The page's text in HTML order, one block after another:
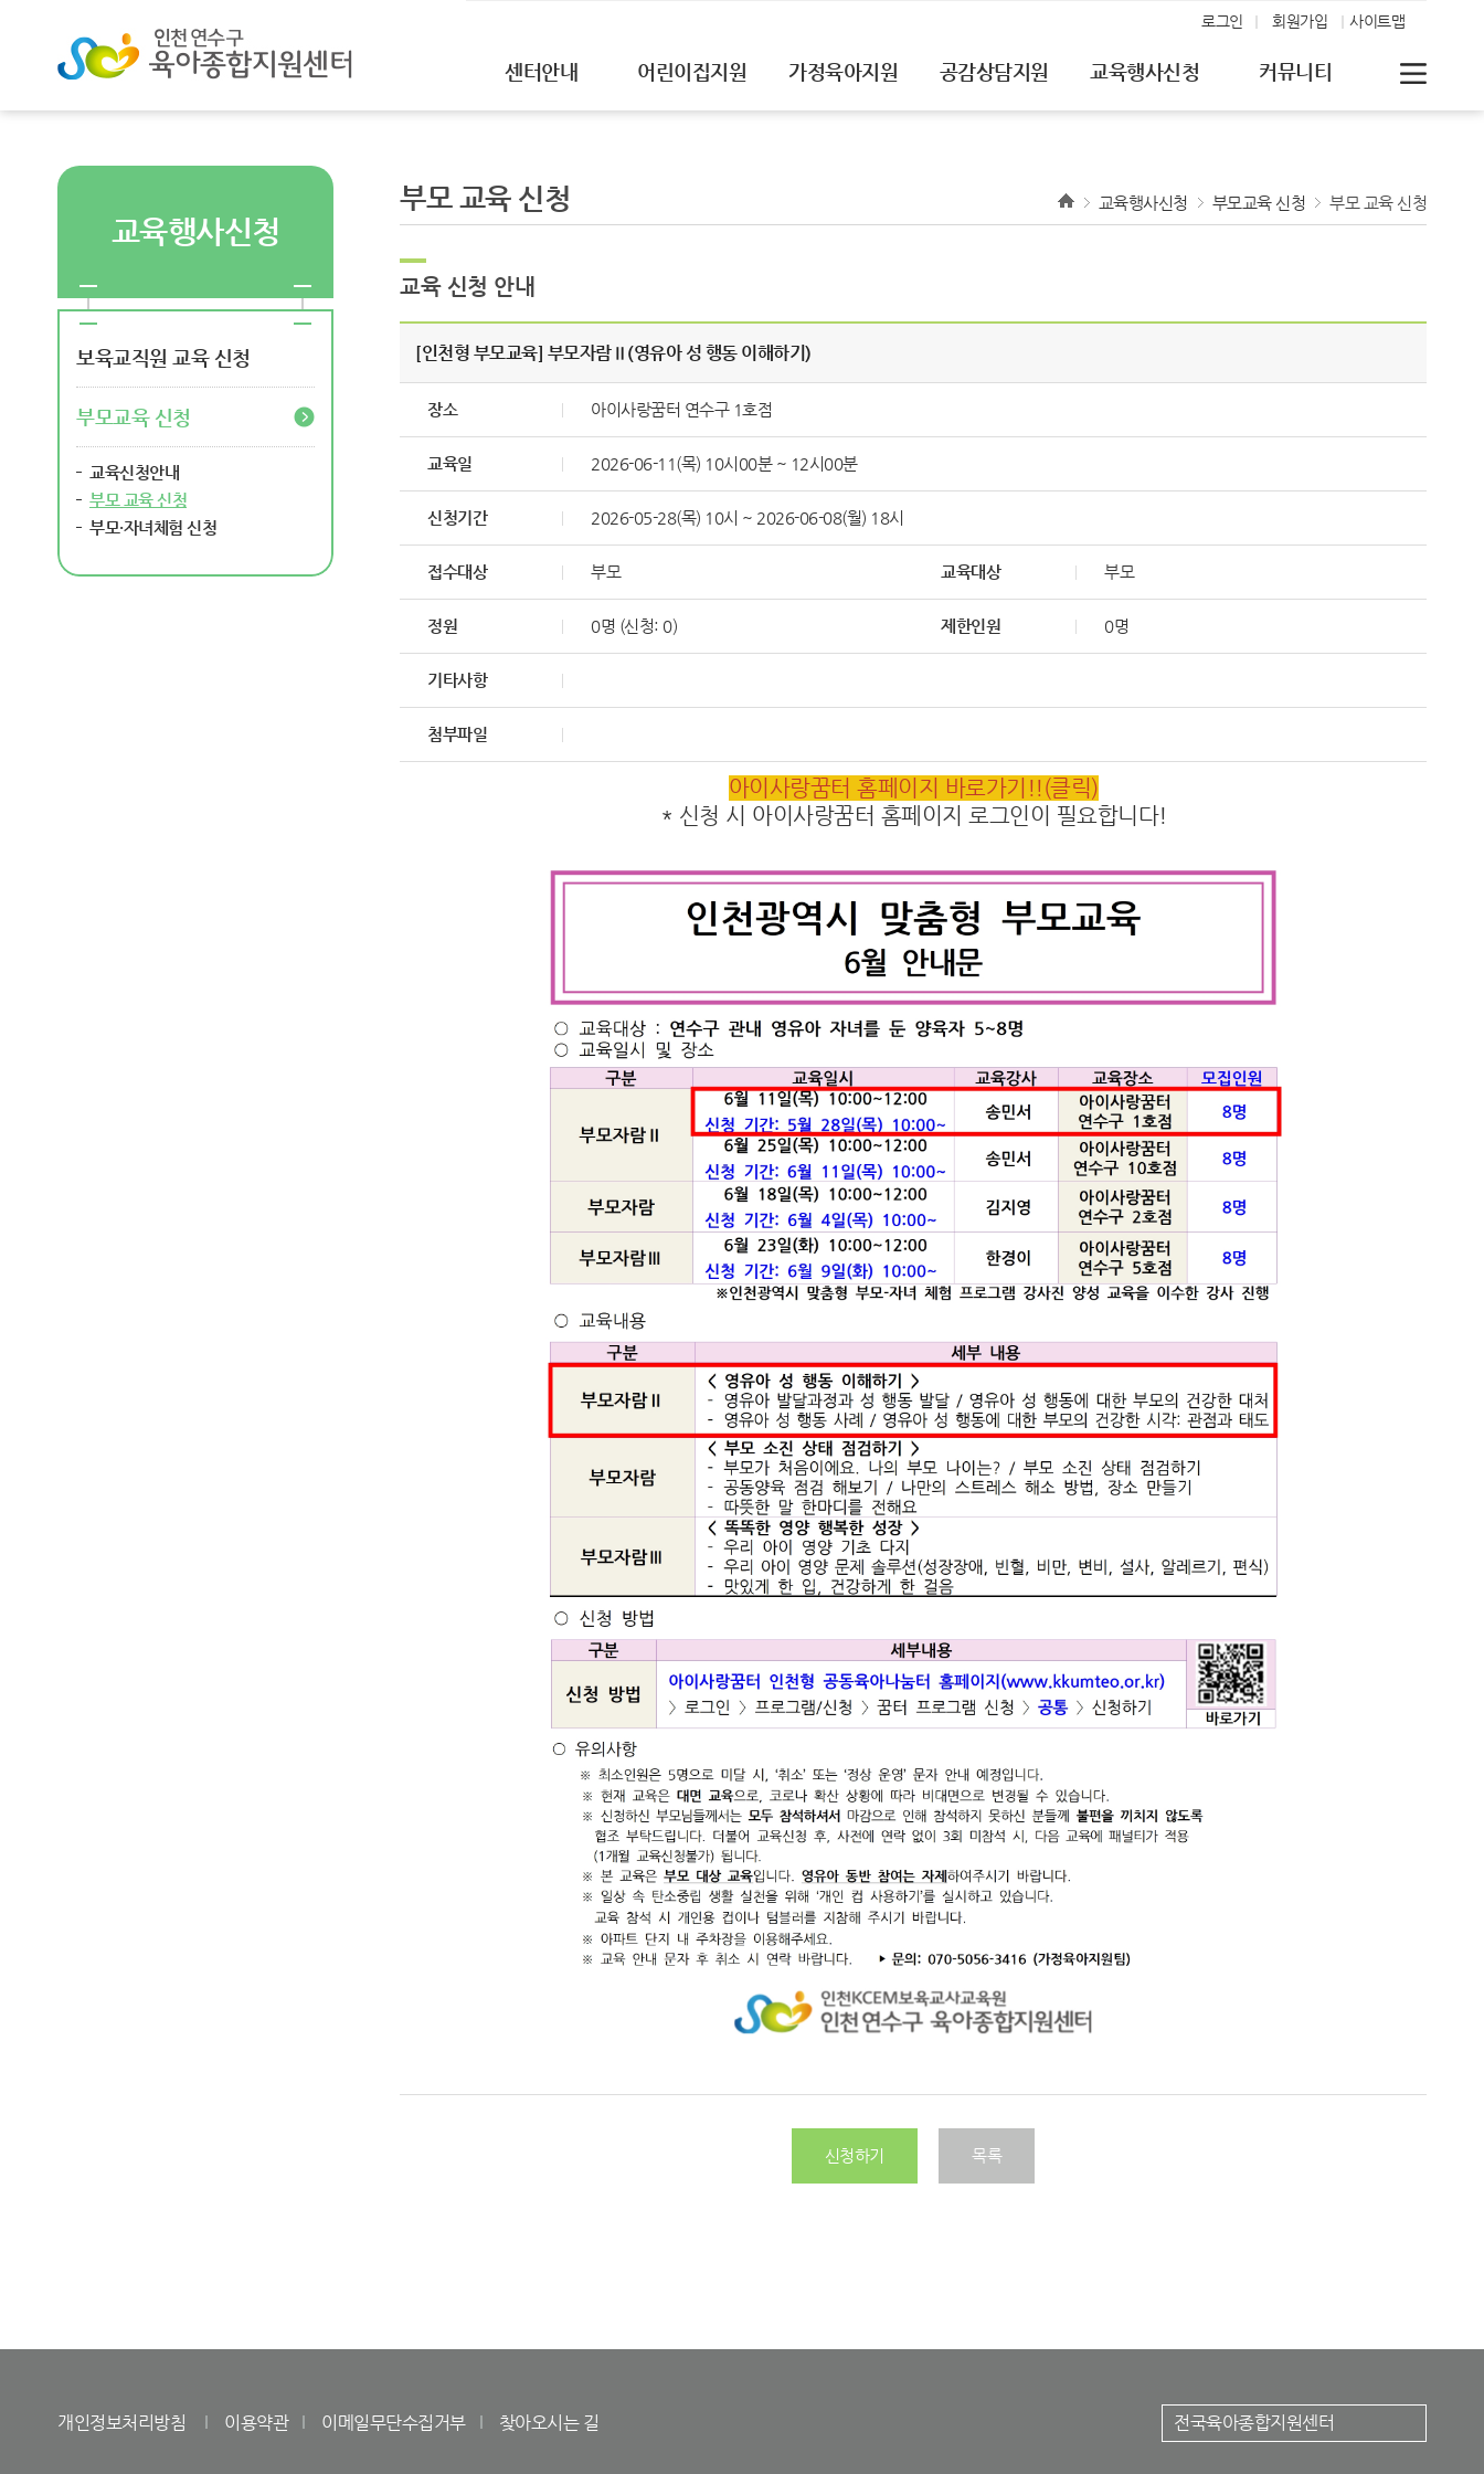
로그인 회원가입 사이트맵
센터안내 어린이집지원 가정육아지원 공감상담지원 교육행사신청 커뮤니티
교육행사신청
보육교직원 교육 신청
부모교육 신청
교육신청안내
부모 교육 신청
부모·자녀체험 신청
부모 교육 신청 교육행사신청 부모교육 신청 부모 교육 신청
교육 신청 안내
[인천형 부모교육] 부모자람Ⅱ(영유아 성 행동 이해하기)
장소 아이사랑꿈터 연수구 1호점
교육일 2026-06-11(목) 10시00분 ~ 12시00분
신청기간 2026-05-28(목) 10시 ~ 2026-06-08(월) 18시
접수대상 부모 교육대상 부모
정원 0명 (신청: 0) 제한인원 0명
기타사항
첨부파일
아이사랑꿈터 홈페이지 바로가기!!(클릭)
* 신청 시 아이사랑꿈터 홈페이지 로그인이 필요합니다!
신청하기 목록
개인정보처리방침 이용약관 이메일무단수집거부 찾아오시는 길 전국육아종합지원센터